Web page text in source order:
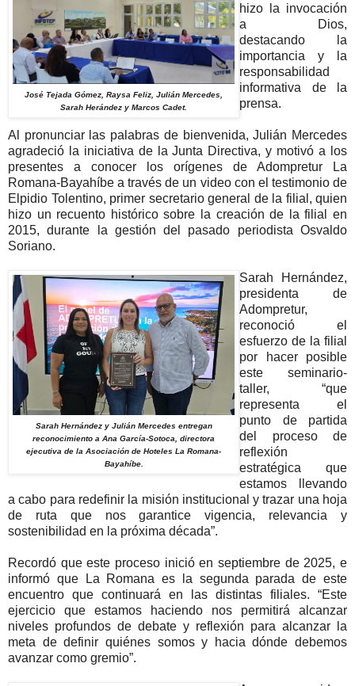
José Tejada Gómez, Raysa Feliz, Julián Mercedes,
Sarah Herández y Marcos Cadet.
hizo la invocación
a Dios,
destacando la
importancia y la
responsabilidad
informativa de la
prensa.
Al pronunciar las palabras de bienvenida, Julián Mercedes
agradeció la iniciativa de la Junta Directiva, y motivó a los
presentes a conocer los orígenes de Adompretur La
Romana-Bayahíbe a través de un video con el testimonio de
Elpidio Tolentino, primer secretario general de la filial, quien
hizo un recuento histórico sobre la creación de la filial en
2015, durante la gestión del pasado periodista Osvaldo
Soriano.
Sarah Hernández y Julián Mercedes entregan
reconocimiento a Ana García-Sotoca, directora
ejecutiva de la Asociación de Hoteles La Romana-
Bayahíbe.
Sarah Hernández,
presidenta de
Adompretur,
reconoció el
esfuerzo de la filial
por hacer posible
este seminario-
taller, “que
representa el
punto de partida
del proceso de
reflexión
estratégica que
estamos llevando
a cabo para redefinir la misión institucional y trazar una hoja
de ruta que nos garantice vigencia, relevancia y
sostenibilidad en la próxima década”.
Recordó que este proceso inició en septiembre de 2025, e
informó que La Romana es la segunda parada de este
encuentro que continuará en las distintas filiales. “Este
ejercicio que estamos haciendo nos permitirá alcanzar
niveles profundos de debate y reflexión para alcanzar la
meta de definir quiénes somos y hacia dónde debemos
avanzar como gremio”.